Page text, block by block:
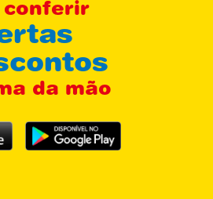
conferir
da mão